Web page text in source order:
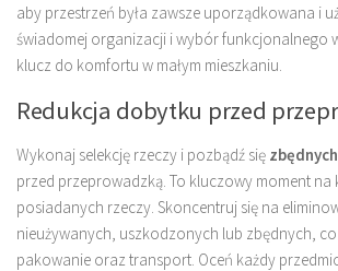
aby przestrzeń była zawsze uporządkowana i
świadomej organizacji i wybór funkcjonalnego
klucz do komfortu w małym mieszkaniu.
Redukcja dobytku przed
Wykonaj selekcję rzeczy i pozbądź się
przed przeprowadzką. To kluczowy moment
posiadanych rzeczy. Skoncentruj się na
nieużywanych, uszkodzonych lub zbędnych, co
pakowanie oraz transport. Oceń każdy